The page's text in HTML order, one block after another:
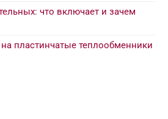
что включает и зачем
пластинчатые теплообменники